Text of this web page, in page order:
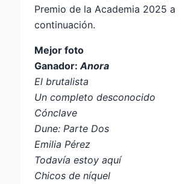
Premio de la Academia 2025 a
continuación.
Mejor foto
Ganador: Anora
El brutalista
Un completo desconocido
Cónclave
Dune: Parte Dos
Emilia Pérez
Todavía estoy aquí
Chicos de níquel